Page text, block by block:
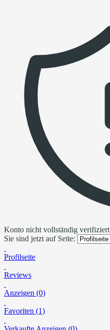
Konto nicht vollständig verifiziert
Sie sind jetzt auf Seite:
Profilseite
Reviews
Anzeigen (0)
Favoriten (1)